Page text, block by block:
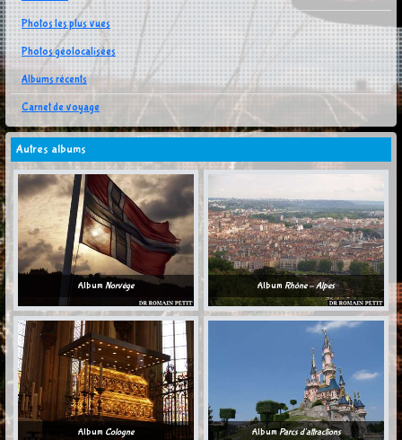
Photos les plus vues
Photos géolocalisées
Albums récents
Carnet de voyage
Autres albums
Album Norvège Album Rhône - Alpes
Album Cologne AlbumParcs d'attractions